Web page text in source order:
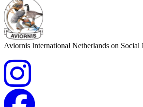
Aviornis International Netherlands on Social